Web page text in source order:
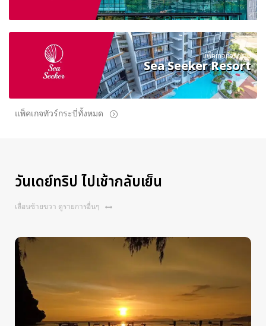
แพ็คเกจทัวร์กระบี่
Sea Seeker Resort
แพ็คเกจทัวร์กระบี่ทั้งหมด
วันเดย์ทริป ไปเช้ากลับเย็น
เลื่อนซ้ายขวา ดูรายการอื่นๆ